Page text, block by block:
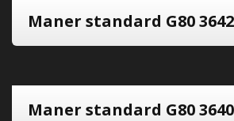
Maner standard G80
Maner standard G80